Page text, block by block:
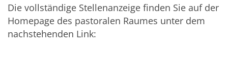
Die vollständige Stellenanzeige finden Sie auf der
Homepage des pastoralen Raumes unter dem
nachstehenden Link: